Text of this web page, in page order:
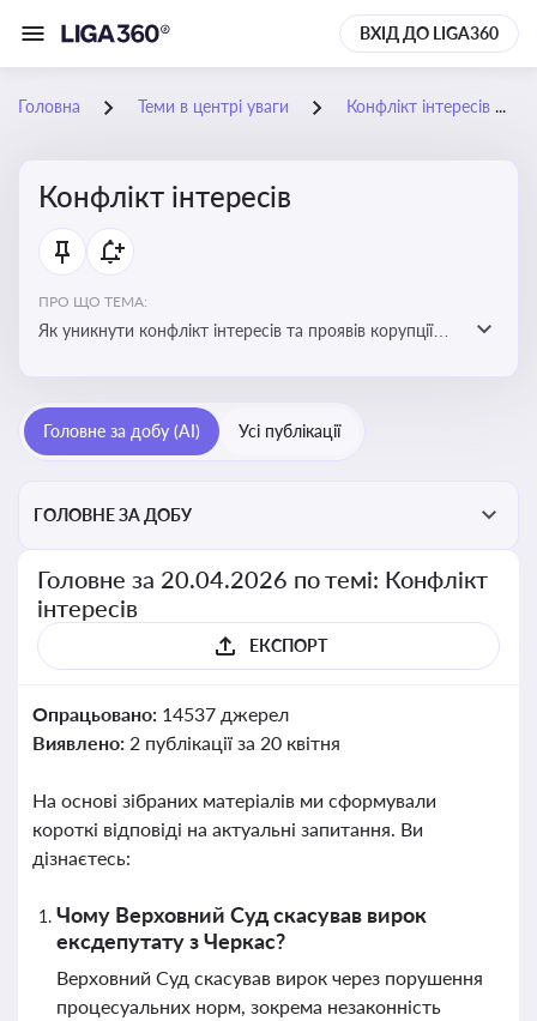
ВХІД ДО LIGA360
Головна Теми в центрі уваги Конфлікт інтересів
Конфлікт інтересів
ПРО ЩО ТЕМА:
Як уникнути конфлікт інтересів та проявів корупції
Головне за добу (AI) Усі публікації
ГОЛОВНЕ ЗА ДОБУ
Головне за 20.04.2026 по темі: Конфлікт
інтересів
ЕКСПОРТ
Опрацьовано: 14537 джерел
Виявлено: 2 публікації за 20 квітня
На основі зібраних матеріалів ми сформували
короткі відповіді на актуальні запитання. Ви
дізнаєтесь:
Чому Верховний Суд скасував вирок
ексдепутату з Черкас?
Верховний Суд скасував вирок через порушення
процесуальних норм, зокрема незаконність